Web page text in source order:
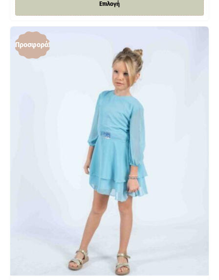
Επιλογή
Προσφορά!